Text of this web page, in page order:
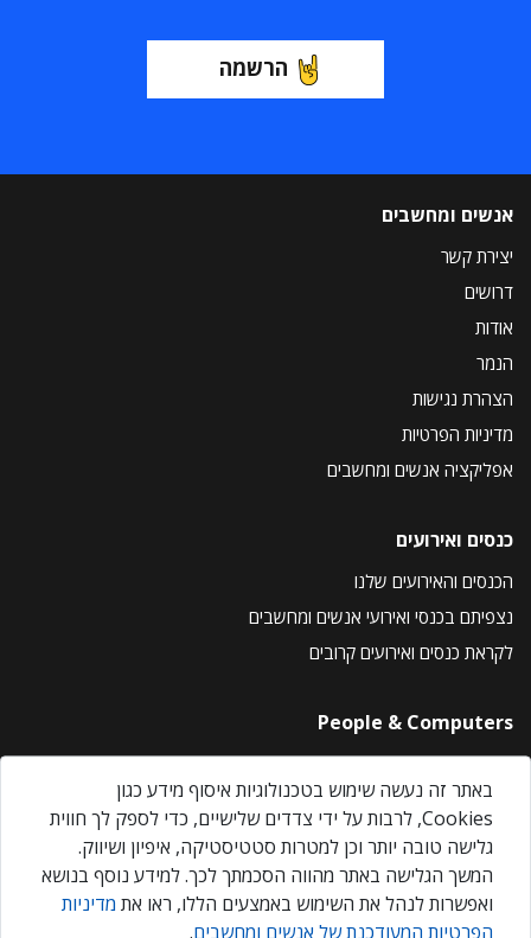
הרשמה
אנשים ומחשבים
יצירת קשר
דרושים
אודות
הנמר
הצהרת נגישות
מדיניות הפרטיות
אפליקציה אנשים ומחשבים
כנסים ואירועים
הכנסים והאירועים שלנו
נצפיתם בכנסי ואירועי אנשים ומחשבים
לקראת כנסים ואירועים קרובים
People & Computers
About Us
Privacy Policy
Contact Us
Our Events
באתר זה נעשה שימוש בטכנולוגיות איסוף מידע כגון
Cookies, לרבות על ידי צדדים שלישיים, כדי לספק לך חווית
גלישה טובה יותר וכן למטרות סטטיסטיקה, איפיון ושיווק.
המשך הגלישה באתר מהווה הסכמתך לכך. למידע נוסף בנושא
ואפשרות לנהל את השימוש באמצעים הללו, ראו את מדיניות
הפרטיות המעודכנת של אנשים ומחשבים.